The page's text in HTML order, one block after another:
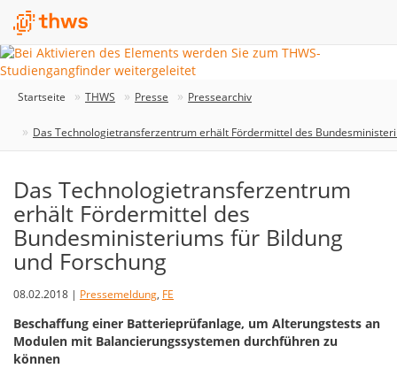
Startseite THWS Presse Pressearchiv
Das Technologietransferzentrum erhält Fördermittel des
Das Technologietransferzentrum
erhält Fördermittel des
Bundesministeriums für Bildung
und Forschung
08.02.2018 | Pressemeldung, FE
Beschaffung einer Batterieprüfanlage, um Alterungstests an
Modulen mit Balancierungssystemen durchführen zu
können